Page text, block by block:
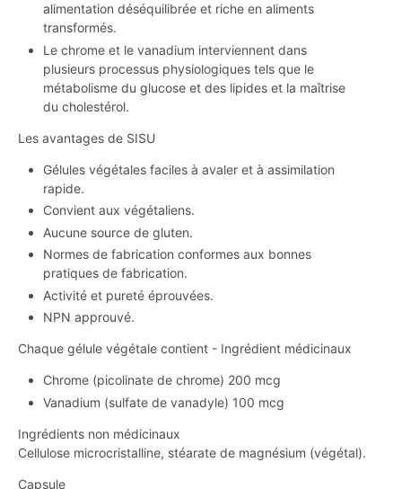
alimentation déséquilibrée et riche en aliments
transformés.
Le chrome et le vanadium interviennent dans
plusieurs processus physiologiques tels que le
métabolisme du glucose et des lipides et la maîtrise
du cholestérol.
Les avantages de SISU
Gélules végétales faciles à avaler et à assimilation
rapide.
Convient aux végétaliens.
Aucune source de gluten.
Normes de fabrication conformes aux bonnes
pratiques de fabrication.
Activité et pureté éprouvées.
NPN approuvé.
Chaque gélule végétale contient - Ingrédient médicinaux
Chrome (picolinate de chrome) 200 mcg
Vanadium (sulfate de vanadyle) 100 mcg
Ingrédients non médicinaux
Cellulose microcristalline, stéarate de magnésium (végétal).
Capsule